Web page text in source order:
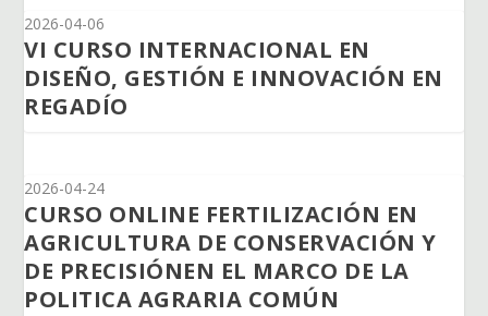
2026-04-06
VI CURSO INTERNACIONAL EN
DISEÑO, GESTIÓN E INNOVACIÓN EN
REGADÍO
2026-04-24
CURSO ONLINE FERTILIZACIÓN EN
AGRICULTURA DE CONSERVACIÓN Y
DE PRECISIÓNEN EL MARCO DE LA
POLITICA AGRARIA COMÚN